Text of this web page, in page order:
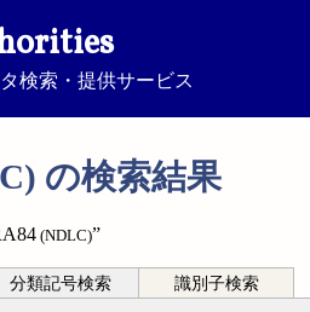
検索・提供サービス
の検索結果
(NDLC)”
分類記号検索 識別子検索